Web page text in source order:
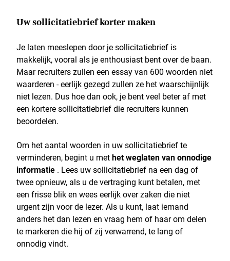
Uw sollicitatiebrief korter maken
Je laten meeslepen door je sollicitatiebrief is
makkelijk, vooral als je enthousiast bent over de baan.
Maar recruiters zullen een essay van 600 woorden niet
waarderen - eerlijk gezegd zullen ze het waarschijnlijk
niet lezen. Dus hoe dan ook, je bent veel beter af met
een kortere sollicitatiebrief die recruiters kunnen
beoordelen.
Om het aantal woorden in uw sollicitatiebrief te
verminderen, begint u methet weglaten van onnodige
informatie . Lees uw sollicitatiebrief na een dag of
twee opnieuw, als u de vertraging kunt betalen, met
een frisse blik en wees eerlijk over zaken die niet
urgent zijn voor de lezer. Als u kunt, laat iemand
anders het dan lezen en vraag hem of haar om delen
te markeren die hij of zij verwarrend, te lang of
onnodig vindt.